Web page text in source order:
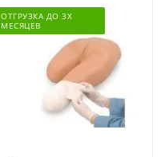
ОТГРУЗКА ДО 3Х
МЕСЯЦЕВ